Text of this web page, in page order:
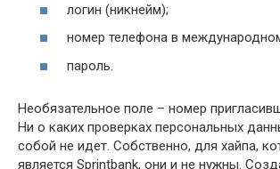
логин (никнейм);
номер телефона в
пароль.
Необязательное поле – номер
Ни о каких проверках персональных
собой не идет. Собственно, для хайпа,
является Sprintbank, они и не нужны.